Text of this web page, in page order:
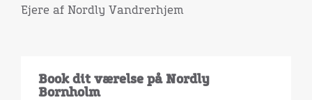
Ejere af Nordly Vandrerhjem
Book dit værelse på Nordly
Bornholm